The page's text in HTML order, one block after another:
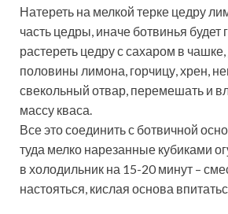
Натереть на мелкой терке цедру
часть цедры, иначе ботвинья будет
растереть цедру с сахаром в
половины лимона, горчицу, хрен,
свекольный отвар, перемешать и
массу кваса.
Все это соединить с ботвичной
туда мелко нарезанные кубиками
в холодильник на 15-20 минут –
настояться, кислая основа